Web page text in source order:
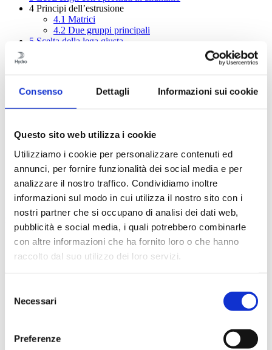
Consenso Dettagli Informazioni sui cookie
Questo sito web utilizza i cookie
Utilizziamo i cookie per personalizzare contenuti ed
annunci, per fornire funzionalità dei social media e per
analizzare il nostro traffico. Condividiamo inoltre
informazioni sul modo in cui utilizza il nostro sito con i
nostri partner che si occupano di analisi dei dati web,
pubblicità e social media, i quali potrebbero combinarle
con altre informazioni che ha fornito loro o che hanno
raccolto dal suo utilizzo dei loro servizi.
delNecessari
Preferenze
4 Principi dell’estrusione
4.1 Matrici
4.2 Due gruppi principali
5 Scelta della lega giusta
8La banca delle idee – giunzioni meccaniche
10Giunzione mediante saldatura per fusione
11Giunzione mediante saldatura a frizione (FSW)
14Lavorazione
15Trattamento superficiale
17Economia
18Database per la formazione e condivisione
19Calcoli strutturali
Contenuti
1L’alluminio, i profilati e Hydro
2Alluminio e sostenibilità
4Principi dell’estrusione
4.2
5Scelta della lega giusta
8La banca delle idee – giunzioni meccaniche